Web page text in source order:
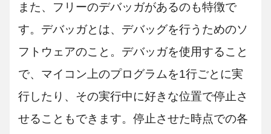
また、フリーのデバッガがあるのも特徴で
す。デバッガとは、デバッグを行うためのソ
フトウェアのこと。デバッガを使用すること
で、マイコン上のプログラムを1行ごとに実
行したり、その実行中に好きな位置で停止さ
せることもできます。停止させた時点での各